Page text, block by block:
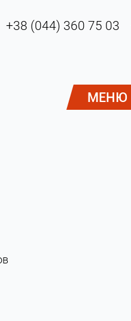
МЕНЮ
+38 (044) 360 75 03